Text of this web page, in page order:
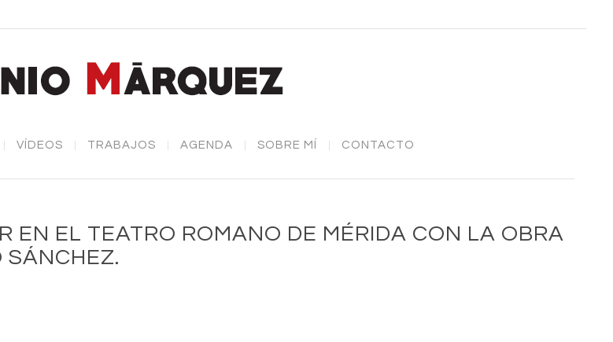
VÍDEOS TRABAJOS AGENDA SOBRE MÍ CONTACTO
EN EL TEATRO ROMANO DE MÉRIDA CON LA OBRA
SÁNCHEZ.